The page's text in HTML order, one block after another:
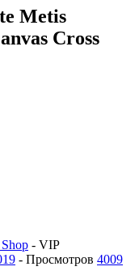
Metis
Cross
- VIP
- Просмотров 4009